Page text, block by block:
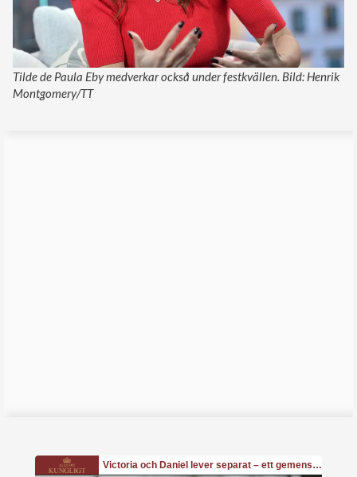
Tilde de Paula Eby medverkar också under festkvällen. Bild: Henrik
Montgomery/TT